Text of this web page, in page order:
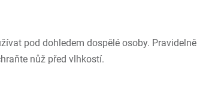
pod dohledem dospělé osoby. Pravidelně
nůž před vlhkostí.